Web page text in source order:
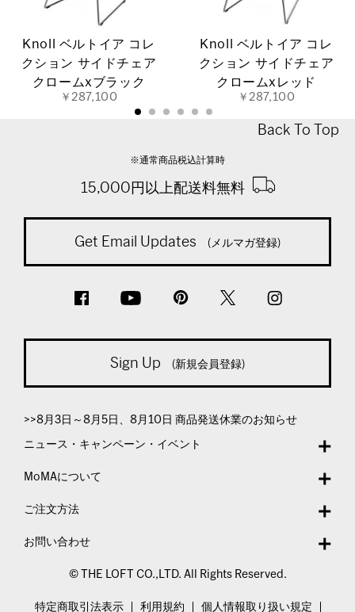
Knoll ベルトイア コレ
クション サイドチェア
クロームxブラック
￥287,100
Knoll ベルトイア コレ
クション サイドチェア
クロームxレッド
￥287,100
Back To Top
※通常商品税込計算時
15,000円以上配送料無料
Get Email Updates (メルマガ登録)
Sign Up (新規会員登録)
>>8月3日～8月5日、8月10日 商品発送休業のお知らせ
ニュース・キャンペーン・イベント
MoMAについて
ご注文方法
お問い合わせ
© THE LOFT CO.,LTD. All Rights Reserved.
特定商取引法表示 利用規約 個人情報取り扱い規定